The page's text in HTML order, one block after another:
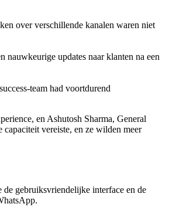
over verschillende kanalen waren niet
nauwkeurige updates naar klanten na een
team had voortdurend
en Ashutosh Sharma, General
vereiste, en ze wilden meer
gebruiksvriendelijke interface en de